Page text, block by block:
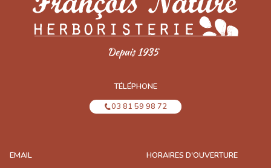
TÉLÉPHONE
03 81 59 98 72
EMAIL
HORAIRES D'OUVERTURE